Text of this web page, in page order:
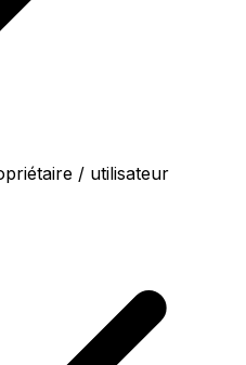
/ utilisateur